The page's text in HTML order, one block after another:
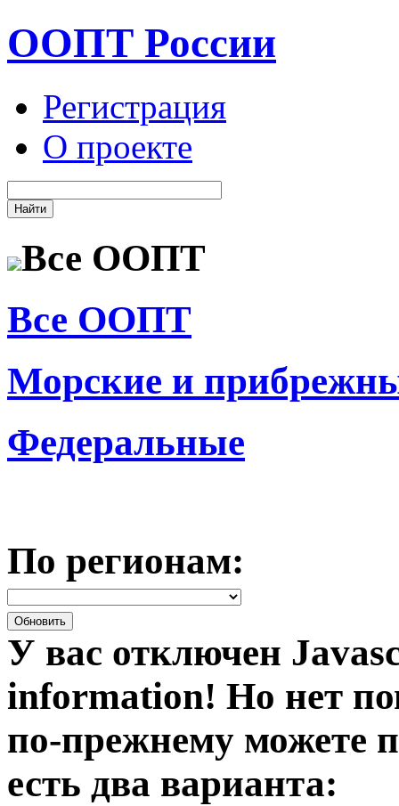
ООПТ России
Регистрация
О проекте
Все ООПТ
Все ООПТ
Морские и
Федеральные
По регионам:
У вас отключен
information! Но нет
по-прежнему можете
есть два варианта: